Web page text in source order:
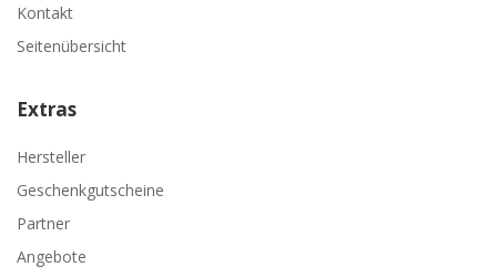
Kontakt
Seitenübersicht
Extras
Hersteller
Geschenkgutscheine
Partner
Angebote